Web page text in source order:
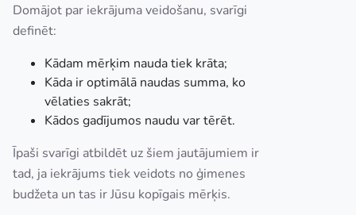
Domājot par iekrājuma veidošanu, svarīgi
definēt:
Kādam mērķim nauda tiek krāta;
Kāda ir optimālā naudas summa, ko
vēlaties sakrāt;
Kādos gadījumos naudu var tērēt.
Īpaši svarīgi atbildēt uz šiem jautājumiem ir
tad, ja iekrājums tiek veidots no ģimenes
budžeta un tas ir Jūsu kopīgais mērķis.